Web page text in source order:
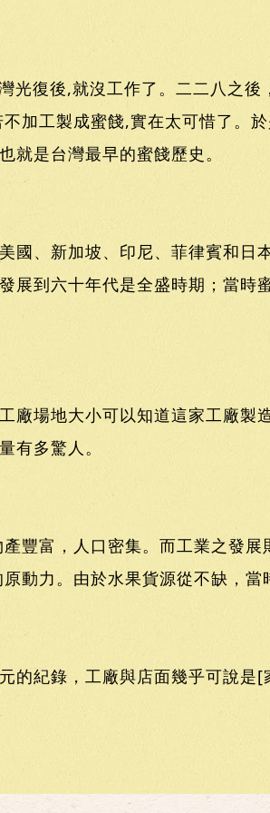
光復後,就沒工作了。二二八之後
加工製成蜜餞,實在太可惜了。
是台灣最早的蜜餞歷史。
國、新加坡、印尼、菲律賓和日
展到六十年代是全盛時期；當時
廠場地大小可以知道這家工廠製
有多驚人。
豐富，人口密集。而工業之發展
動力。由於水果貨源從不缺，當
的紀錄，工廠與店面幾乎可說是